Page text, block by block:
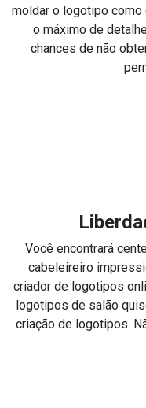
moldar o logotipo como
o máximo de
chances de não
Você encontrará
cabeleireiro
criador de logotipos
logotipos de salão
criação de logotipos.